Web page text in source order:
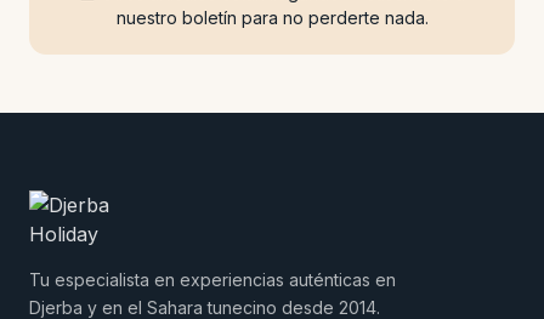
nuestro boletín para no perderte nada.
Tu especialista en experiencias auténticas en
Djerba y en el Sahara tunecino desde 2014.